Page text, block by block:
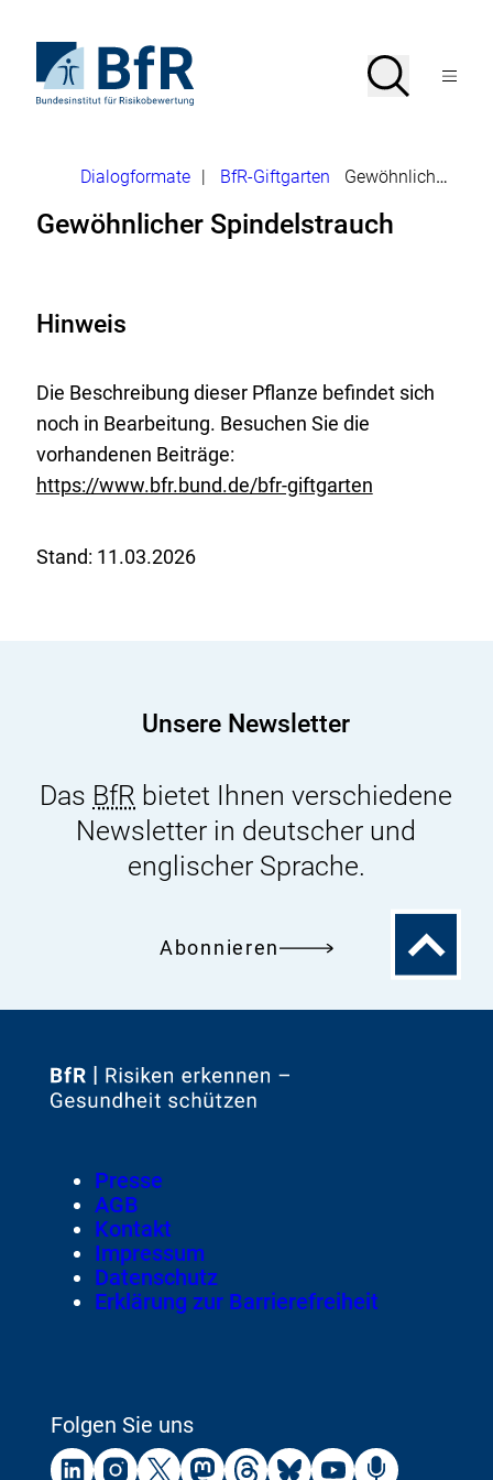
Seiteninhalt
springenStartseite
von
Suche
SucheMenü
Brotkrumennavigation
Dialogformate BfR-Giftgarten Gewöhnlicher Spindelstrauch
Gewöhnlicher Spindelstrauch
Hinweis
Die Beschreibung dieser Pflanze befindet sich
noch in Bearbeitung. Besuchen Sie die
vorhandenen Beiträge:
E
t
n
https://www.bfr.bund.de/bfr-giftgarten
Stand: 11.03.2026
Unsere Newsletter
Das BfR bietet Ihnen verschiedene
Newsletter in deutscher und
englischer Sprache.
Abonnieren
Zum
Zur
Footer
Meta-
Navigation
Presse
AGB
Kontakt
Impressum
Datenschutz
Erklärung zur Barrierefreiheit
Folgen Sie uns
ExternerExternerExternerExternerExternerExternerExternerExterner